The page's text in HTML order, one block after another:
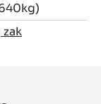
zak